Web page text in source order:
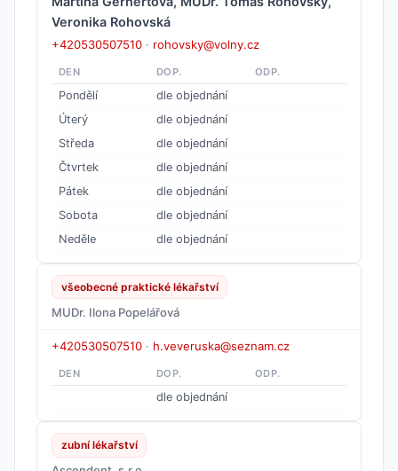
Veronika Rohovská
+420530507510 · rohovsky@volny.cz
DEN DOP. ODP.
Pondělí
dle objednání
Úterý
dle objednání
Středa
dle objednání
Čtvrtek
dle objednání
Pátek
dle objednání
Sobota
dle objednání
Neděle
dle objednání
všeobecné praktické lékařství
MUDr. Ilona Popelářová
+420530507510 · h.veveruska@seznam.cz
DEN DOP. ODP.
dle objednání
zubní lékařství